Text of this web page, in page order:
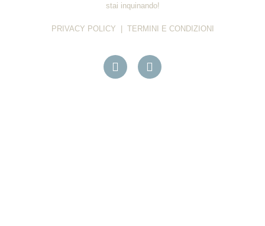
stai inquinando!
PRIVACY POLICY TERMINI E CONDIZIONI